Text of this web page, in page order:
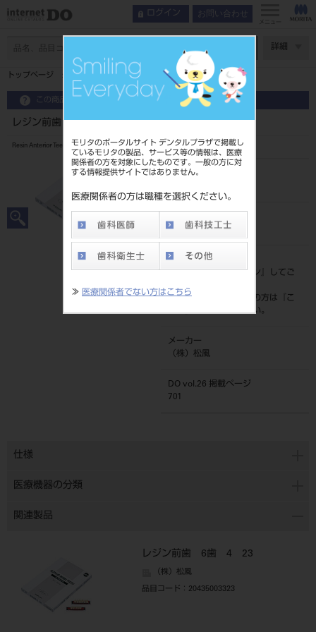
モリタのポータルサイト デンタルプラザで掲載し
ているモリタの製品、サービス等の情報は、医療
関係者の方を対象にしたものです。一般の方に対
する情報提供サイトではありません。
医療関係者の方は職種を選択ください。
≫ 医療関係者でない方はこちら
ログイン お問い合わせ
メニュー
詳細
トップページ レジン前歯 6歯 A2 25
この商品に関するお問い合わせ
レジン前歯 6歯 A2 25
Resin Anterior Teeth
品目コード
4548162142382
標準価格
価格の確認は『ログイン
』してご
ネット会員登録がまだの方は『
こ
ちら』より登録ください。
メーカー
（株）松風
DO vol.26 掲載ページ
701
仕様
医療機器の分類
関連製品
レジン前歯 6歯 4 23
（株）松風
品目コード ：20435003323